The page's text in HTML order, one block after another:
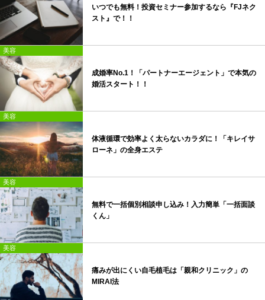
いつでも無料！投資セミナー参加するなら『FJネク
スト』で！！
美容
成婚率No.1！「パートナーエージェント」で本気の
婚活スタート！！
美容
体液循環で効率よく太らないカラダに！「キレイサ
ローネ」の全身エステ
美容
無料で一括個別相談申し込み！入力簡単「一括面談
くん」
美容
痛みが出にくい自毛植毛は「親和クリニック」の
MIRAI法